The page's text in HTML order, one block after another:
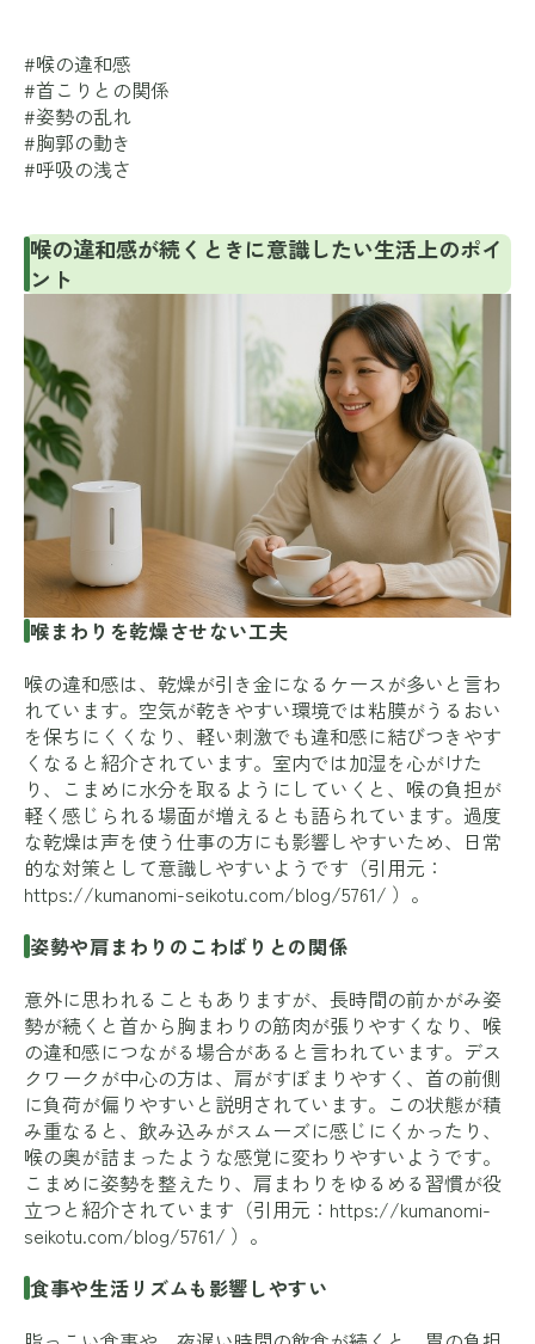
#喉の違和感
#首こりとの関係
#姿勢の乱れ
#胸郭の動き
#呼吸の浅さ
喉の違和感が続くときに意識したい生活上のポイ
ント
喉まわりを乾燥させない工夫
喉の違和感は、乾燥が引き金になるケースが多いと言わ
れています。空気が乾きやすい環境では粘膜がうるおい
を保ちにくくなり、軽い刺激でも違和感に結びつきやす
くなると紹介されています。室内では加湿を心がけた
り、こまめに水分を取るようにしていくと、喉の負担が
軽く感じられる場面が増えるとも語られています。過度
な乾燥は声を使う仕事の方にも影響しやすいため、日常
的な対策として意識しやすいようです（引用元：
https://kumanomi-seikotu.com/blog/5761/ ）。
姿勢や肩まわりのこわばりとの関係
意外に思われることもありますが、長時間の前かがみ姿
勢が続くと首から胸まわりの筋肉が張りやすくなり、喉
の違和感につながる場合があると言われています。デス
クワークが中心の方は、肩がすぼまりやすく、首の前側
に負荷が偏りやすいと説明されています。この状態が積
み重なると、飲み込みがスムーズに感じにくかったり、
喉の奥が詰まったような感覚に変わりやすいようです。
こまめに姿勢を整えたり、肩まわりをゆるめる習慣が役
立つと紹介されています（引用元： https://kumanomi-
seikotu.com/blog/5761/ ）。
食事や生活リズムも影響しやすい